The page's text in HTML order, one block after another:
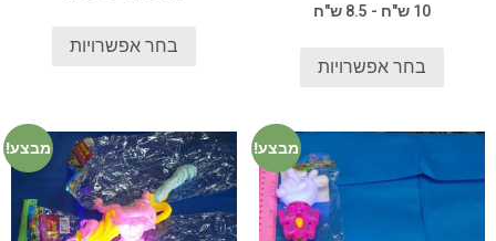
10 ש"ח - 8.5 ש"ח
בחר אפשרויות
בחר אפשרויות
מבצע! מבצע!